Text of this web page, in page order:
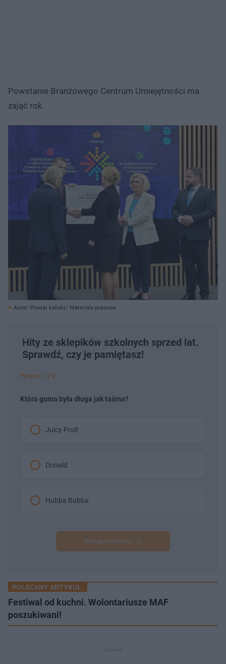
Powstanie Branżowego Centrum Umiejętności ma
zająć rok.
Autor: Powiat kaliski/ Materiały prasowe
Hity ze sklepików szkolnych sprzed lat.
Sprawdź, czy je pamiętasz!
Pytanie 1 z 9
Która guma była długa jak taśma?
Juicy Fruit
Donald
Hubba Bubba
Następne pytanie
POLECANY ARTYKUŁ:
Festiwal od kuchni. Wolontariusze MAF
poszukiwani!